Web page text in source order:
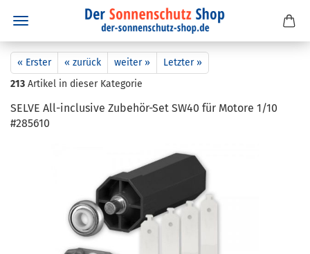
« Erster « zurück weiter »
Letzter »
213 Artikel in dieser Kategorie
SELVE All-​inclusive Zubehör-​Set SW40 für Mo­to­re 1/10
#285610